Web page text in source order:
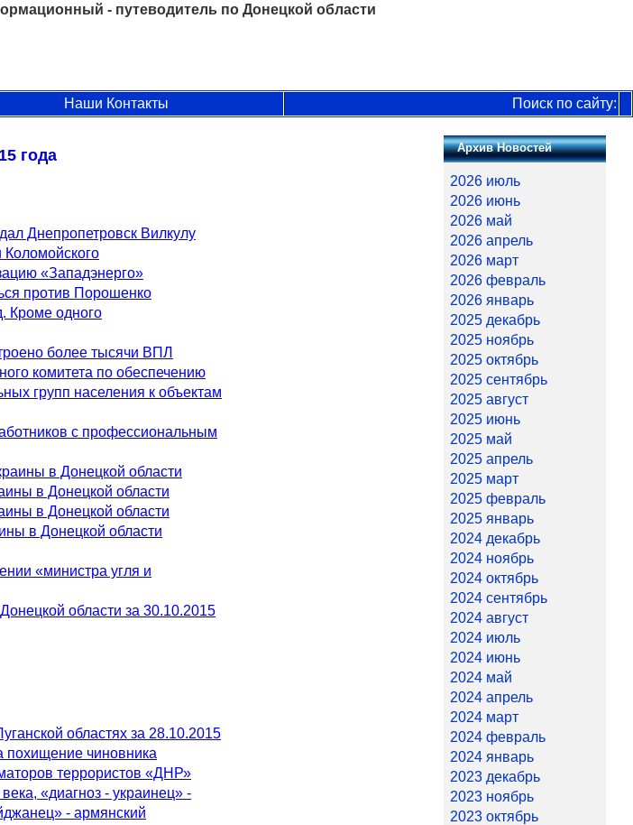
- путеводитель по Донецкой области
Наши Контакты Поиск по сайту:
года
Днепропетровск Вилкулу
«Западэнерго»
против Порошенко
Кроме одного
более тысячи ВПЛ
комитета по обеспечению
групп населения к объектам
с профессиональным
в Донецкой области
в Донецкой области
в Донецкой области
в Донецкой области
«министра угля и
области за 30.10.2015
областях за 28.10.2015
похищение чиновника
террористов «ДНР»
«диагноз - украинец» -
- армянский
Архив Новостей
2026 июль
2026 июнь
2026 май
2026 апрель
2026 март
2026 февраль
2026 январь
2025 декабрь
2025 ноябрь
2025 октябрь
2025 сентябрь
2025 август
2025 июнь
2025 май
2025 апрель
2025 март
2025 февраль
2025 январь
2024 декабрь
2024 ноябрь
2024 октябрь
2024 сентябрь
2024 август
2024 июль
2024 июнь
2024 май
2024 апрель
2024 март
2024 февраль
2024 январь
2023 декабрь
2023 ноябрь
2023 октябрь